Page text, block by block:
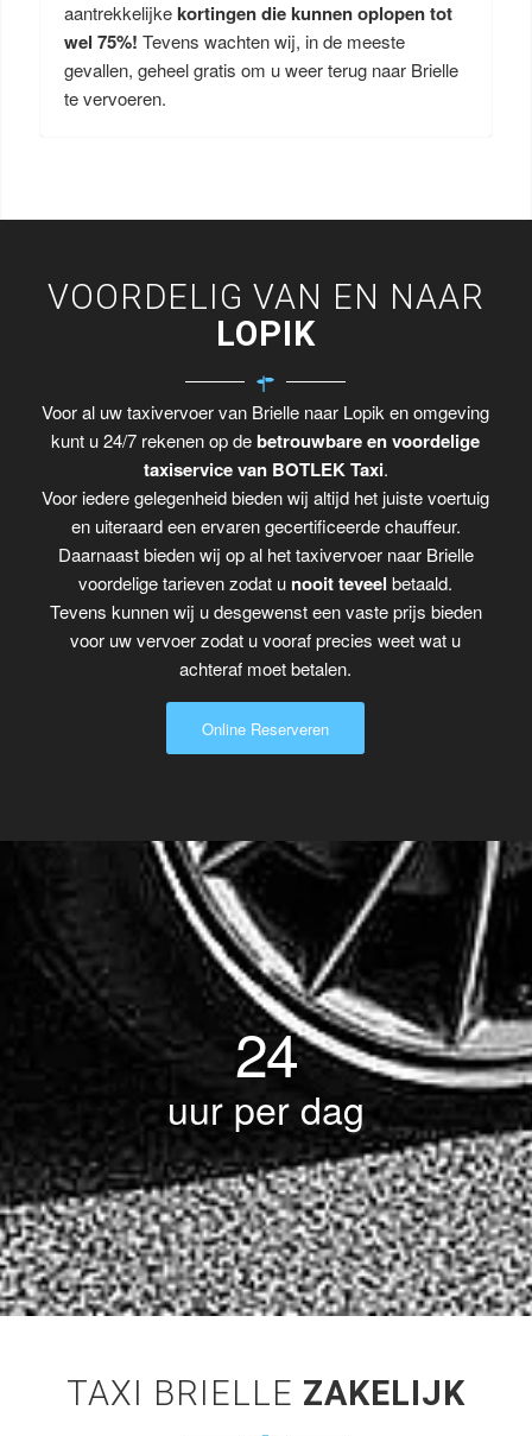
aantrekkelijkekortingen die kunnen oplopen tot
wel 75%! Tevens wachten wij, in de meeste
gevallen, geheel gratis om u weer terug naar Brielle
te vervoeren.
VOORDELIG VAN EN NAAR
LOPIK
Voor al uw taxivervoer van Brielle naar Lopik en omgeving
kunt u 24/7 rekenen op debetrouwbare en voordelige
taxiservice van BOTLEK Taxi.
Voor iedere gelegenheid bieden wij altijd het juiste voertuig
en uiteraard een ervaren gecertificeerde chauffeur.
Daarnaast bieden wij op al het taxivervoer naar Brielle
voordelige tarieven zodat u nooit teveel betaald.
Tevens kunnen wij u desgewenst een vaste prijs bieden
voor uw vervoer zodat u vooraf precies weet wat u
achteraf moet betalen.
Online Reserveren
24
uur per dag
TAXI BRIELLE ZAKELIJK